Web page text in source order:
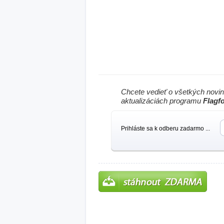
Chcete vedieť o všetkých
aktualizáciách programu
Prihláste sa k odberu zadarmo ...